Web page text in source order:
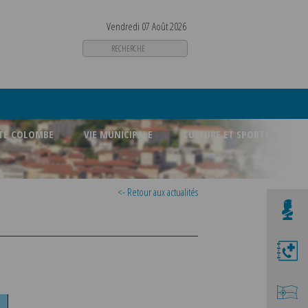
Vendredi 07 Août 2026
COLOMBE VIE MUNICIPALE CULTURE ET SPORTS
<- Retour aux actualités